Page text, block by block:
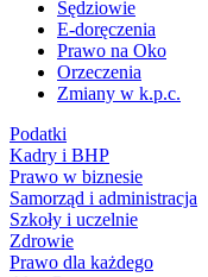
Sędziowie
E-doręczenia
Prawo na Oko
Orzeczenia
Zmiany w k.p.c.
Podatki
Kadry i BHP
Prawo w biznesie
Samorząd i administracja
Szkoły i uczelnie
Zdrowie
Prawo dla każdego